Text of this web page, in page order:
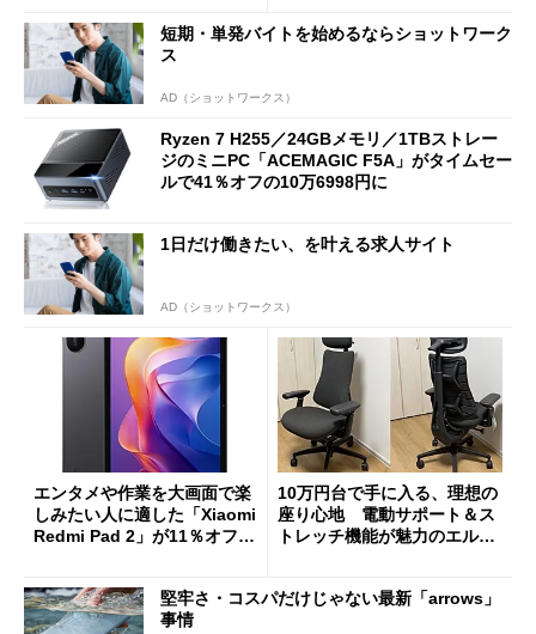
短期・単発バイトを始めるならショットワーク
ス
AD（ショットワークス）
Ryzen 7 H255／24GBメモリ／1TBストレー
ジのミニPC「ACEMAGIC F5A」がタイムセー
ルで41％オフの10万6998円に
1日だけ働きたい、を叶える求人サイト
AD（ショットワークス）
エンタメや作業を大画面で楽
しみたい人に適した「Xiaomi
Redmi Pad 2」が11％オフの
10万円台で手に入る、理想の
座り心地 電動サポート＆ス
トレッチ機能が魅力のエルゴ
堅牢さ・コスパだけじゃない最新「arrows」
事情